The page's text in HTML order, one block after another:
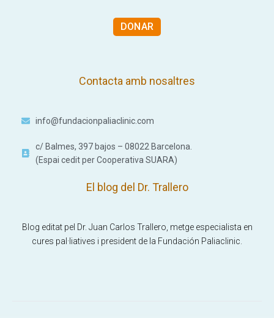
DONAR
Contacta amb nosaltres
info@fundacionpaliaclinic.com
c/ Balmes, 397 bajos – 08022 Barcelona.
(Espai cedit per Cooperativa SUARA)
El blog del Dr. Trallero
Blog editat pel Dr. Juan Carlos Trallero, metge especialista en
cures pal·liatives i president de la Fundación Paliaclinic.